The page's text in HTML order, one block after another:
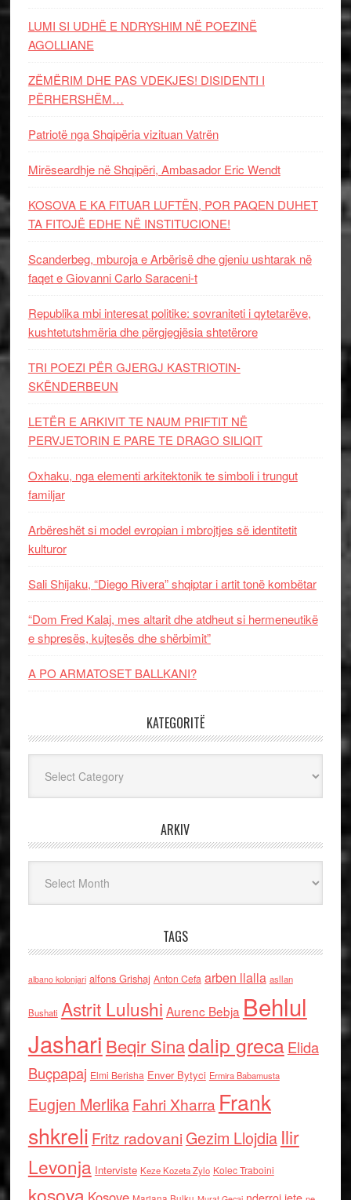
LUMI SI UDHË E NDRYSHIM NË POEZINË
AGOLLIANE
ZËMËRIM DHE PAS VDEKJES! DISIDENTI I
PËRHERSHËM…
Patriotë nga Shqipëria vizituan Vatrën
Mirëseardhje në Shqipëri, Ambasador Eric Wendt
KOSOVA E KA FITUAR LUFTËN, POR PAQEN DUHET
TA FITOJË EDHE NË INSTITUCIONE!
Scanderbeg, mburoja e Arbërisë dhe gjeniu ushtarak në
faqet e Giovanni Carlo Saraceni-t
Republika mbi interesat politike: sovraniteti i qytetarëve,
kushtetutshmëria dhe përgjegjësia shtetërore
TRI POEZI PËR GJERGJ KASTRIOTIN-
SKËNDERBEUN
LETËR E ARKIVIT TE NAUM PRIFTIT NË
PERVJETORIN E PARE TE DRAGO SILIQIT
Oxhaku, nga elementi arkitektonik te simboli i trungut
familjar
Arbëreshët si model evropian i mbrojtjes së identitetit
kulturor
Sali Shijaku, “Diego Rivera” shqiptar i artit tonë kombëtar
“Dom Fred Kalaj, mes altarit dhe atdheut si hermeneutikë
e shpresës, kujtesës dhe shërbimit”
A PO ARMATOSET BALLKANI?
KATEGORITË
ARKIV
TAGS
albano kolonjari alfons Grishaj Anton Cefa arben llalla asllan
Bushati Astrit Lulushi Aurenc Bebja Behlul
Jashari Beqir Sinadalip grecaElida
Buçpapaj Elmi Berisha Enver Bytyci Ermira Babamusta
Eugjen MerlikaFahri Xharra Frank
shkreli Fritz radovaniGezim Llojdia Ilir
Levonja Interviste Keze Kozeta Zylo Kolec Traboini
kosova